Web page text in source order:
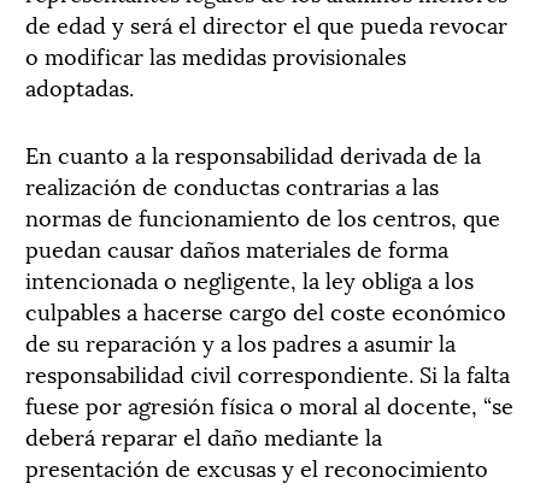
de edad y será el director el que pueda revocar
o modificar las medidas provisionales
adoptadas.
En cuanto a la responsabilidad derivada de la
realización de conductas contrarias a las
normas de funcionamiento de los centros, que
puedan causar daños materiales de forma
intencionada o negligente, la ley obliga a los
culpables a hacerse cargo del coste económico
de su reparación y a los padres a asumir la
responsabilidad civil correspondiente. Si la falta
fuese por agresión física o moral al docente, “se
deberá reparar el daño mediante la
presentación de excusas y el reconocimiento